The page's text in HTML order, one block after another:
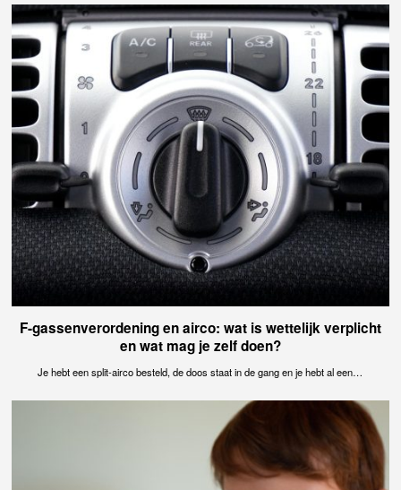
F-gassenverordening en airco: wat is wettelijk verplicht
en wat mag je zelf doen?
Je hebt een split-airco besteld, de doos staat in de gang en je hebt al een…